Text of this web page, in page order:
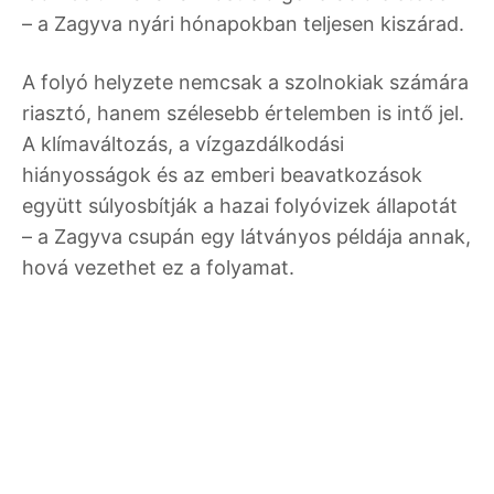
– a Zagyva nyári hónapokban teljesen kiszárad.
A folyó helyzete nemcsak a szolnokiak számára
riasztó, hanem szélesebb értelemben is intő jel.
A klímaváltozás, a vízgazdálkodási
hiányosságok és az emberi beavatkozások
együtt súlyosbítják a hazai folyóvizek állapotát
– a Zagyva csupán egy látványos példája annak,
hová vezethet ez a folyamat.